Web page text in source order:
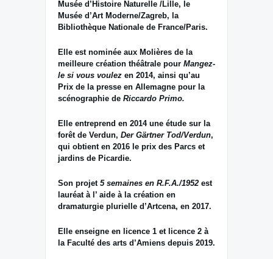
Musée d’Histoire Naturelle /Lille, le
Musée d’Art Moderne/Zagreb, la
Bibliothèque Nationale de France/Paris.
Elle est nominée aux Molières de la
meilleure création théâtrale pour Mangez-
le si vous voulez en 2014, ainsi qu’au
Prix de la presse en Allemagne pour la
scénographie de Riccardo Primo.
Elle entreprend en 2014 une étude sur la
forêt de Verdun, Der Gärtner Tod/Verdun,
qui obtient en 2016 le prix des Parcs et
jardins de Picardie.
Son projet 5 semaines en R.F.A./1952 est
lauréat à l’ aide à la création en
dramaturgie plurielle d’Artcena, en 2017.
Elle enseigne en licence 1 et licence 2 à
la Faculté des arts d’Amiens depuis 2019.